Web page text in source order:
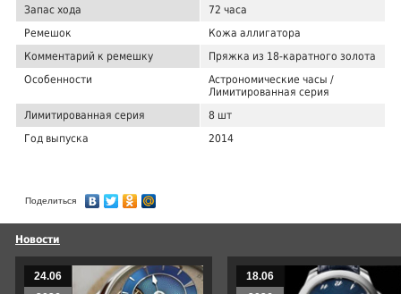
Запас хода
72 часа
Ремешок
Кожа аллигатора
Комментарий к ремешку
Пряжка из 18-каратного золота
Особенности
Астрономические часы /
Лимитированная серия
Лимитированная серия
8 шт
Год выпуска
2014
Поделиться
Новости
24.06
18.06